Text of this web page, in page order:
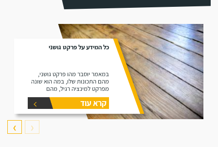
כל המידע על פרקט גושני
במאמר יוסבר מהו פרקט גושני,
מהם התכונות שלו, במה הוא שונה
מפרקט למינציה רגיל, מהם
היתרונות שלו ומהם החסרונות שלו.
קרא עוד
❮
❯